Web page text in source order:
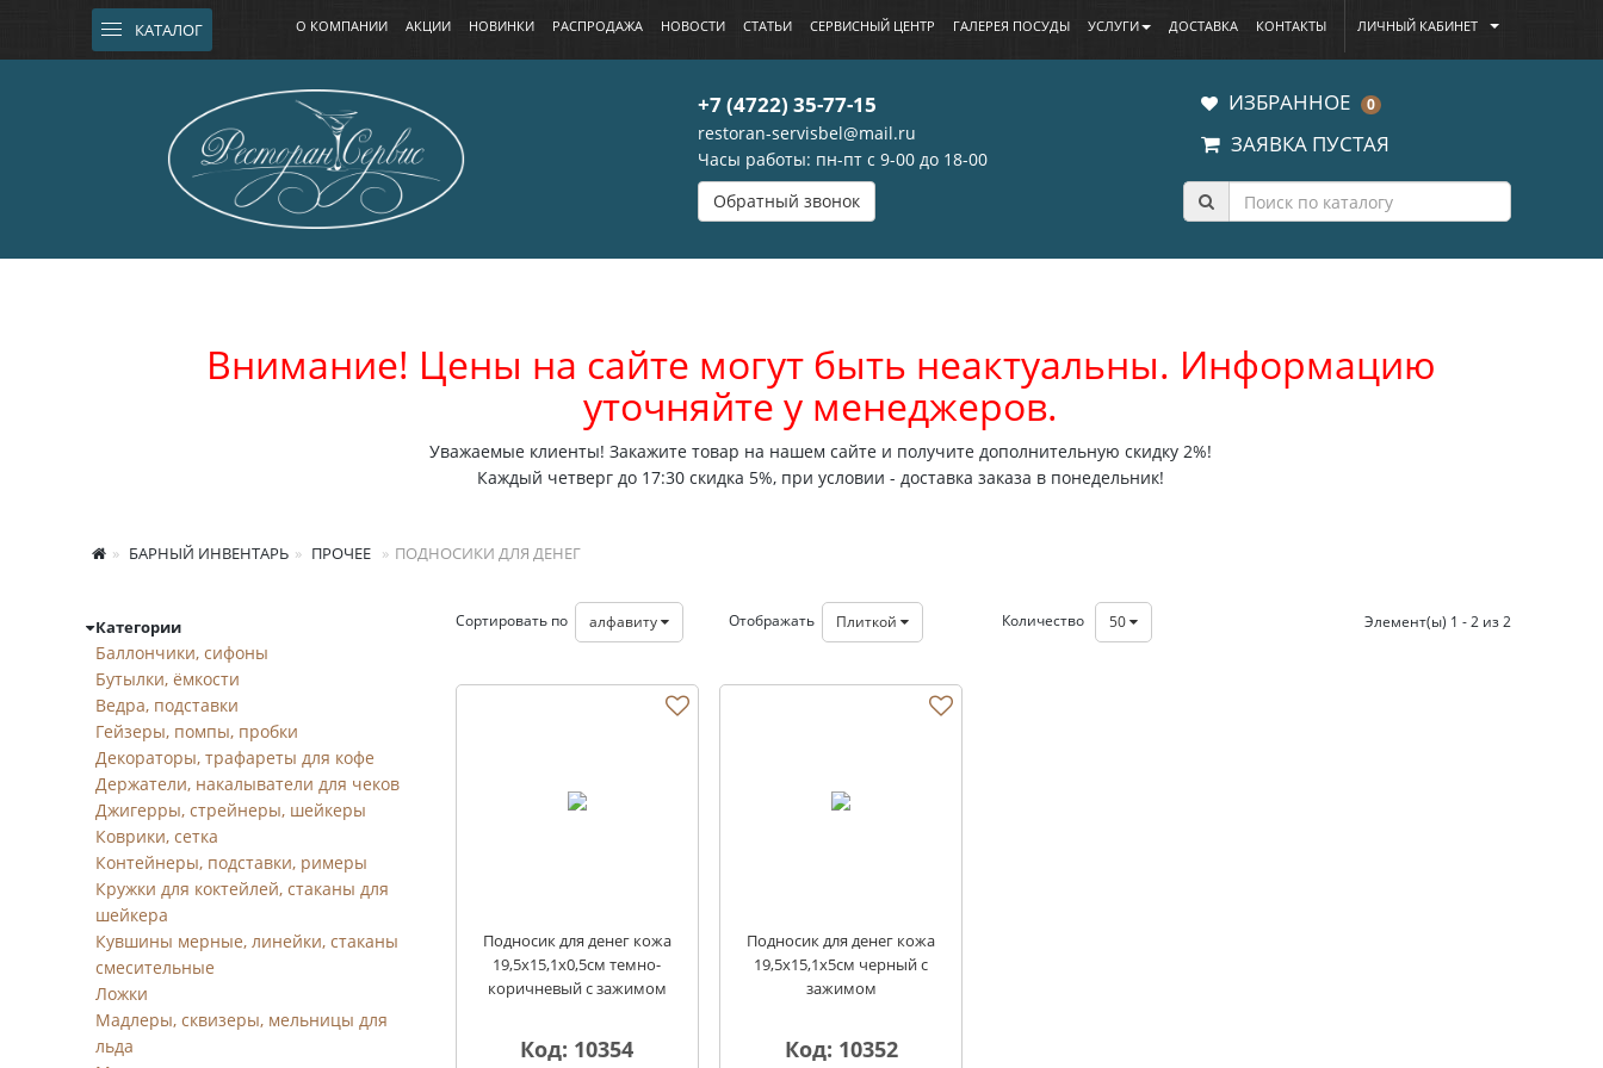
КАТАЛОГ О КОМПАНИИ АКЦИИ НОВИНКИ РАСПРОДАЖА НОВОСТИ СТАТЬИ СЕРВИСНЫЙ ЦЕНТР ГАЛЕРЕЯ ПОСУДЫ УСЛУГИ ДОСТАВКА КОНТАКТЫ ЛИЧНЫЙ КАБИНЕТ
+7 (4722) 35-77-15
restoran-servisbel@mail.ru
Часы работы: пн-пт с 9-00 до 18-00
Обратный звонок
ИЗБРАННОЕ 0
ЗАЯВКА ПУСТАЯ
Внимание! Цены на сайте могут быть неактуальны. Информацию
уточняйте у менеджеров.
Уважаемые клиенты! Закажите товар на нашем сайте и получите дополнительную скидку 2%!
Каждый четверг до 17:30 скидка 5%, при условии - доставка заказа в понедельник!
БАРНЫЙ ИНВЕНТАРЬ ПРОЧЕЕ ПОДНОСИКИ ДЛЯ ДЕНЕГ
Подносики для денег
Категории
Баллончики, сифоны
Бутылки, ёмкости
Ведра, подставки
Гейзеры, помпы, пробки
Декораторы, трафареты для кофе
Держатели, накалыватели для чеков
Джигерры, стрейнеры, шейкеры
Коврики, сетка
Контейнеры, подставки, римеры
Кружки для коктейлей, стаканы для
шейкера
Кувшины мерные, линейки, стаканы
смесительные
Ложки
Мадлеры, сквизеры, мельницы для
льда
Сортировать по алфавиту Отображать Плиткой Количество 50 Элемент(ы) 1 - 2 из 2
Подносик для денег кожа
19,5х15,1х0,5см темно-
коричневый с зажимом
Код: 10354
Подносик для денег кожа
19,5х15,1х5см черный с
зажимом
Код: 10352